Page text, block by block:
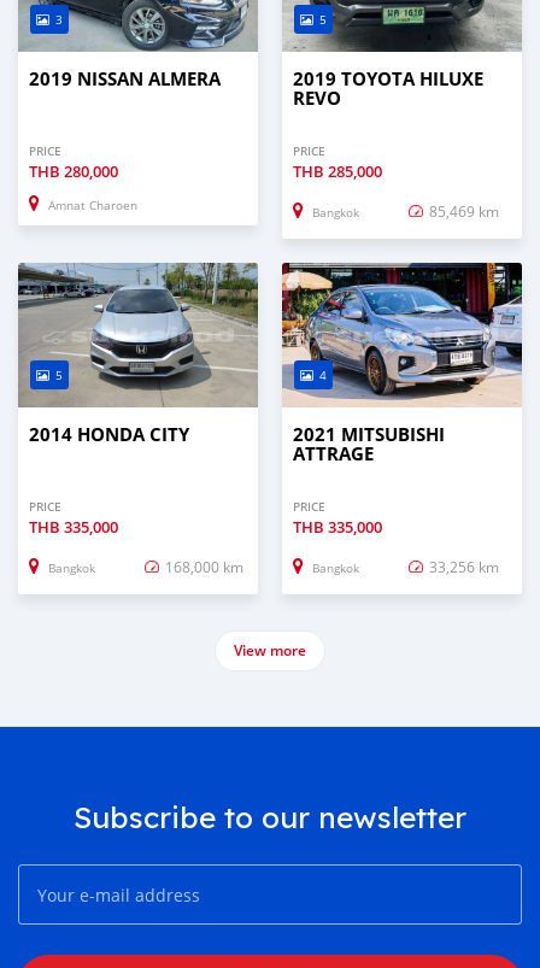
3
2019 NISSAN ALMERA
PRICE
THB 280,000
Amnat Charoen
5
2019 TOYOTA HILUXE
REVO
PRICE
THB 285,000
Bangkok 85,469 km
5
2014 HONDA CITY
PRICE
THB 335,000
Bangkok 168,000 km
4
2021 MITSUBISHI
ATTRAGE
PRICE
THB 335,000
Bangkok 33,256 km
View more
Subscribe to our newsletter